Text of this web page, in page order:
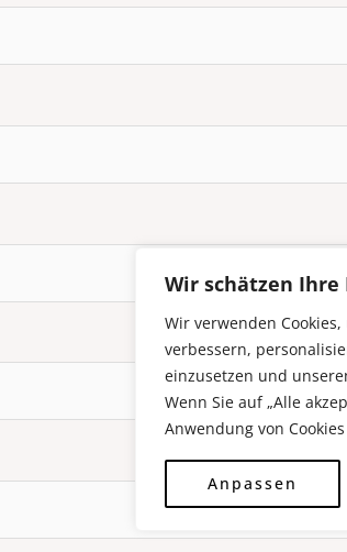
Wir schätzen Ihre
Wir verwenden
verbessern,
einzusetzen und
Wenn Sie auf „Alle
Anwendung von
Anpassen